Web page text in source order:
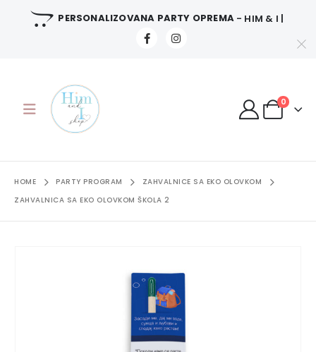
PERSONALIZOVANA PARTY OPREMA - HIM & I |
0
HOME PARTY PROGRAM
ZAHVALNICE SA EKO OLOVKOM
ZAHVALNICA SA EKO OLOVKOM ŠKOLA 2